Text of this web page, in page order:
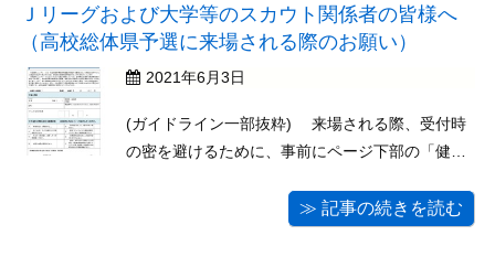
をお願いいた ...
Ｊリーグおよび大学等のスカウト関係者の皆様へ
（高校総体県予選に来場される際のお願い）
2021年6月3日
(ガイドライン一部抜粋) 来場される際、受付時
の密を避けるために、事前にページ下部の「健康
必要事項（ご家庭での検温をお願いします）を記
≫ 記事の続きを読む